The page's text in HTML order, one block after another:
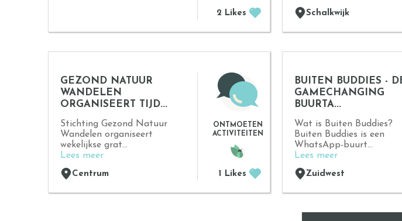
2 Likes Schalkwijk
GEZOND NATUUR
WANDELEN
ORGANISEERT TIJD...
Stichting Gezond Natuur
Wandelen organiseert
wekelijkse grat...
Lees meer
Centrum
ONTMOETEN
ACTIVITEITEN
1 Likes
BUITEN BUDDIES -
GAMECHANGING
BUURTA...
Wat is Buiten Buddies?
Buiten Buddies is een
WhatsApp-buurt...
Lees meer
Zuidwest